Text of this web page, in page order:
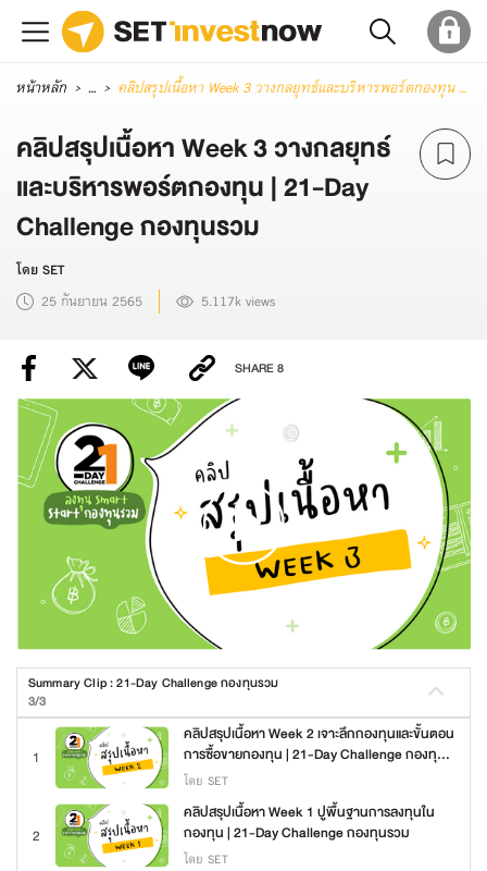
หน้าหลัก ... คลิปสรุปเนื้อหา Week 3 วางกลยุทธ์และบริหารพอร์ตกองทุน | 21-Day Challenge กองทุนรวม
คลิปสรุปเนื้อหา Week 3 วางกลยุทธ์
และบริหารพอร์ตกองทุน | 21-Day
Challenge กองทุนรวม
โดย SET
25 กันยายน 2565
5.117k views
SHARE8
Summary Clip : 21-Day Challenge กองทุนรวม
3/3
1
คลิปสรุปเนื้อหา Week 2 เจาะลึกกองทุนและขั้นตอน
การซื้อขายกองทุน | 21-Day Challenge กองทุน
รวม
โดย SET
2
คลิปสรุปเนื้อหา Week 1 ปูพื้นฐานการลงทุนใน
กองทุน | 21-Day Challenge กองทุนรวม
โดย SET